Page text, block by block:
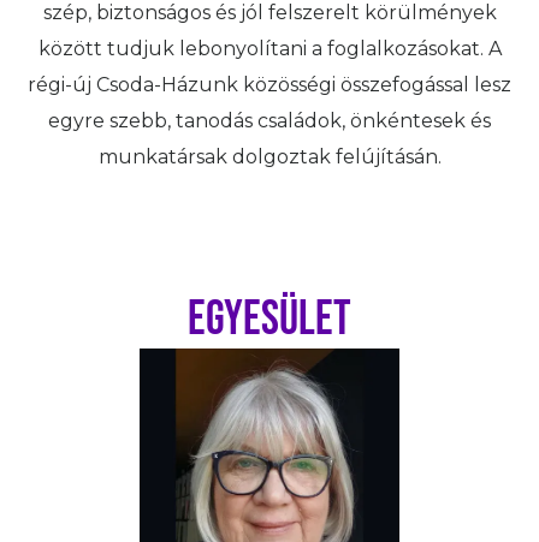
szép, biztonságos és jól felszerelt körülmények
között tudjuk lebonyolítani a foglalkozásokat. A
régi-új Csoda-Házunk közösségi összefogással lesz
egyre szebb, tanodás családok, önkéntesek és
munkatársak dolgoztak felújításán.
EGYESÜLET